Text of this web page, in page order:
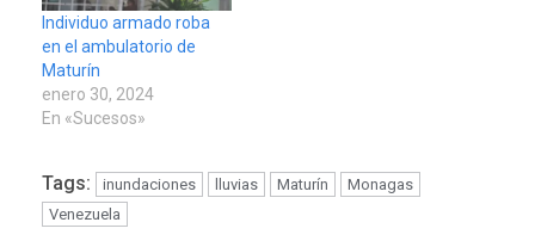
Individuo armado roba
en el ambulatorio de
Maturín
enero 30, 2024
En «Sucesos»
Tags: inundaciones lluvias Maturín
Monagas
Venezuela